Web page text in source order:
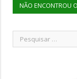
NÃO ENCONTROU